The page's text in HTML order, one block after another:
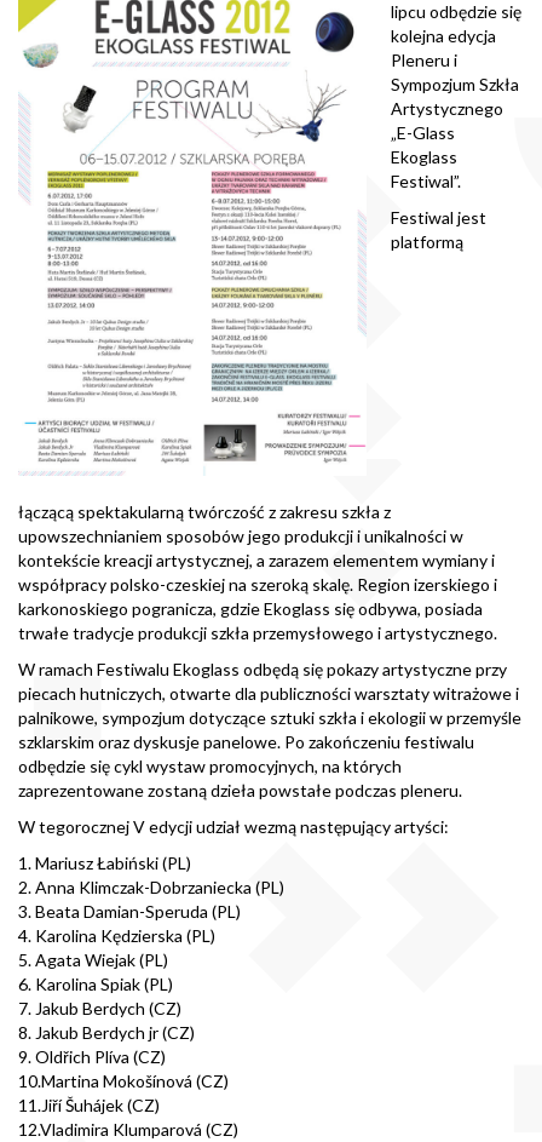
lipcu odbędzie się
kolejna edycja
Pleneru i
Sympozjum Szkła
Artystycznego
„E-Glass
Ekoglass
Festiwal”.
Festiwal jest
platformą
łączącą spektakularną twórczość z zakresu szkła z
upowszechnianiem sposobów jego produkcji i unikalności w
kontekście kreacji artystycznej, a zarazem elementem wymiany i
współpracy polsko-czeskiej na szeroką skalę. Region izerskiego i
karkonoskiego pogranicza, gdzie Ekoglass się odbywa, posiada
trwałe tradycje produkcji szkła przemysłowego i artystycznego.
W ramach Festiwalu Ekoglass odbędą się pokazy artystyczne przy
piecach hutniczych, otwarte dla publiczności warsztaty witrażowe i
palnikowe, sympozjum dotyczące sztuki szkła i ekologii w przemyśle
szklarskim oraz dyskusje panelowe. Po zakończeniu festiwalu
odbędzie się cykl wystaw promocyjnych, na których
zaprezentowane zostaną dzieła powstałe podczas pleneru.
W tegorocznej V edycji udział wezmą następujący artyści:
1. Mariusz Łabiński (PL)
2. Anna Klimczak-Dobrzaniecka (PL)
3. Beata Damian-Speruda (PL)
4. Karolina Kędzierska (PL)
5. Agata Wiejak (PL)
6. Karolina Spiak (PL)
7. Jakub Berdych (CZ)
8. Jakub Berdych jr (CZ)
9. Oldřich Plíva (CZ)
10.Martina Mokošínová (CZ)
11.Jiří Šuhájek (CZ)
12.Vladimira Klumparová (CZ)